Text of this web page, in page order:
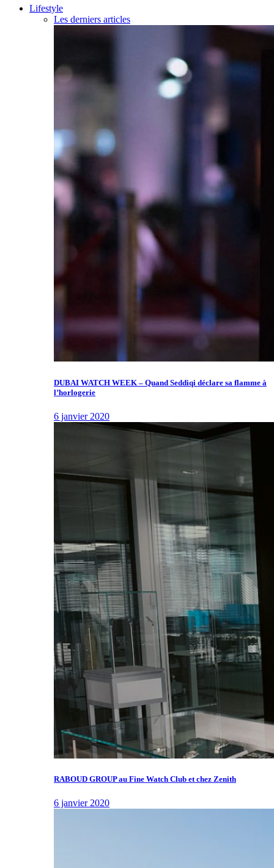
Lifestyle
Les derniers articles
DUBAI WATCH WEEK – Quand Seddiqi déclare sa flamme à
l’horlogerie
6 janvier 2020
RABOUD GROUP au Fine Watch Club et chez Zenith
6 janvier 2020